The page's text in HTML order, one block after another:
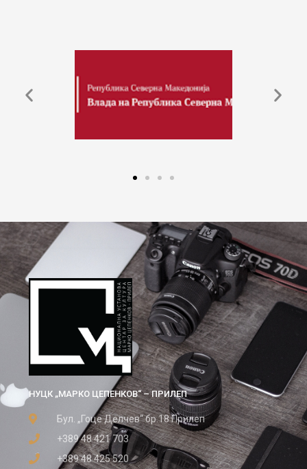
НУЦК „МАРКО ЦЕПЕНКОВ“ – ПРИЛЕП
Бул. „Гоце Делчев“ бр.18 Прилеп
+389 48 421 703
+389 48 425 520